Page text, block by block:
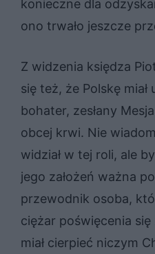
konieczne dla
ono trwało jeszcze
Z widzenia księdza
się też, że Polskę
bohater, zesłany
obcej krwi. Nie
widział w tej roli, ale
jego założeń ważna
przewodnik osoba,
ciężar poświęcenia
miał cierpieć niczym